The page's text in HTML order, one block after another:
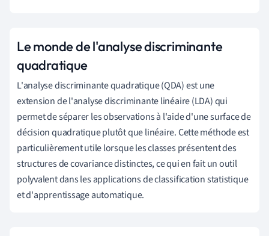
Le monde de l'analyse discriminante
quadratique
L'analyse discriminante quadratique (QDA) est une
extension de l'analyse discriminante linéaire (LDA) qui
permet de séparer les observations à l'aide d'une surface de
décision quadratique plutôt que linéaire. Cette méthode est
particulièrement utile lorsque les classes présentent des
structures de covariance distinctes, ce qui en fait un outil
polyvalent dans les applications de classification statistique
et d'apprentissage automatique.